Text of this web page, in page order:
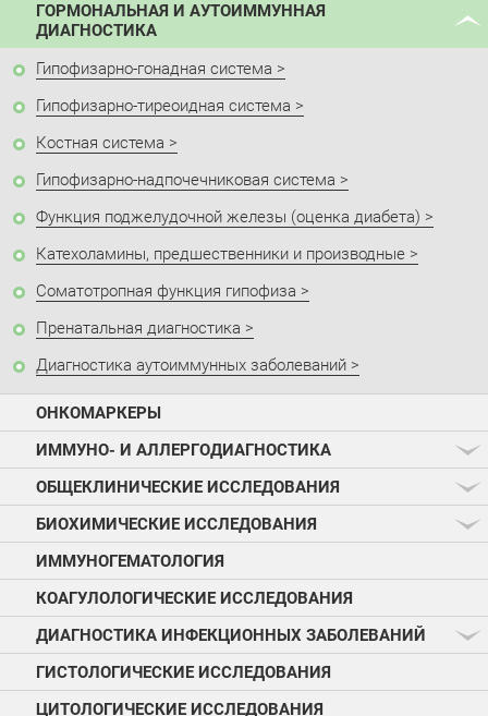
ГОРМОНАЛЬНАЯ И АУТОИММУННАЯ
ДИАГНОСТИКА
Гипофизарно-гонадная система
Гипофизарно-тиреоидная система
Костная система
Гипофизарно-надпочечниковая система
Функция поджелудочной железы (оценка диабета)
Катехоламины, предшественники и производные
Соматотропная функция гипофиза
Пренатальная диагностика
Диагностика аутоиммунных заболеваний
ОНКОМАРКЕРЫ
ИММУНО- И АЛЛЕРГОДИАГНОСТИКА
ОБЩЕКЛИНИЧЕСКИЕ ИССЛЕДОВАНИЯ
БИОХИМИЧЕСКИЕ ИССЛЕДОВАНИЯ
ИММУНОГЕМАТОЛОГИЯ
КОАГУЛОЛОГИЧЕСКИЕ ИССЛЕДОВАНИЯ
ДИАГНОСТИКА ИНФЕКЦИОННЫХ ЗАБОЛЕВАНИЙ
ГИСТОЛОГИЧЕСКИЕ ИССЛЕДОВАНИЯ
ЦИТОЛОГИЧЕСКИЕ ИССЛЕДОВАНИЯ